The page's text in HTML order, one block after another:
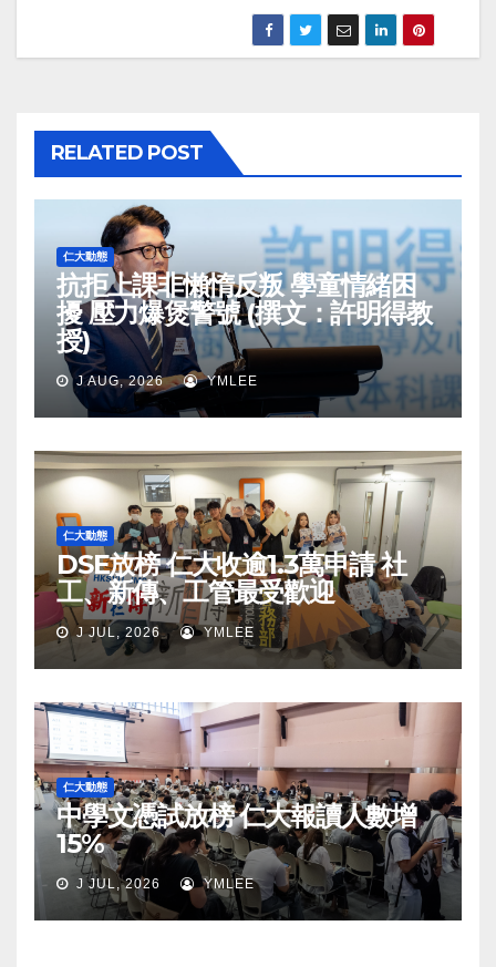
RELATED POST
仁大動態
抗拒上課非懶惰反叛 學童情緒困
擾 壓力爆煲警號 (撰文：許明得教
授)
J AUG, 2026 YMLEE
仁大動態
DSE放榜 仁大收逾1.3萬申請 社
工、新傳、工管最受歡迎
J JUL, 2026 YMLEE
仁大動態
中學文憑試放榜 仁大報讀人數增
15%
J JUL, 2026 YMLEE